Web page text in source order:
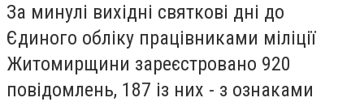
За минулі вихідні святкові дні до
Єдиного обліку працівниками міліції
Житомирщини зареєстровано 920
повідомлень, 187 із них - з ознаками